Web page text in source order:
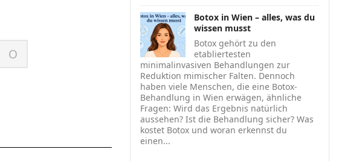
O
Botox in Wien – alles, was du
wissen musst
Botox gehört zu den
etabliertesten
minimalinvasiven Behandlungen zur
Reduktion mimischer Falten. Dennoch
haben viele Menschen, die eine Botox-
Behandlung in Wien erwägen, ähnliche
Fragen: Wird das Ergebnis natürlich
aussehen? Ist die Behandlung sicher? Was
kostet Botox und woran erkennst du
einen...